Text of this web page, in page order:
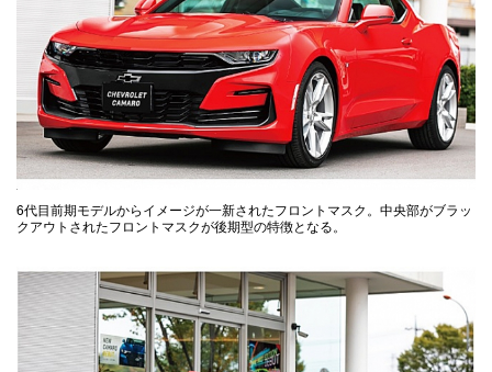
6代目前期モデルからイメージが一新されたフロントマスク。中央部がブラッ
クアウトされたフロントマスクが後期型の特徴となる。